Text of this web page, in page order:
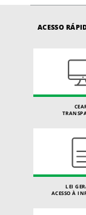
ACESSO
LEI
ACESSO À